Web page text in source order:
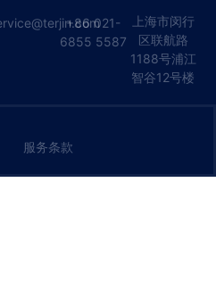
+86 021-
6855 5587
上海市闵行
区联航路
1188号浦江
智谷12号楼
服务条款